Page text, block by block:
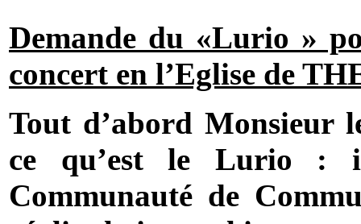
Demande du «Lurio »
concert en l’Eglise de
Tout d’abord Monsieur
ce qu’est le Lurio :
Communauté de